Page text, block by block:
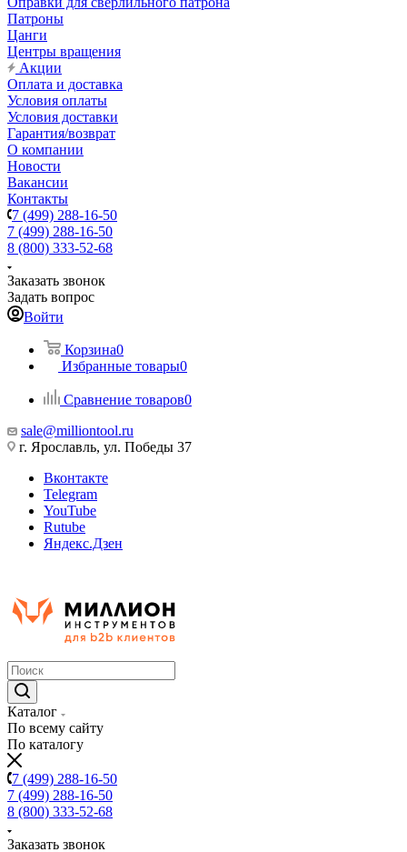
Патроны
Цанги
Центры вращения
Акции
Оплата и доставка
Условия оплаты
Условия доставки
Гарантия/возврат
О компании
Новости
Вакансии
Контакты
7 (499) 288-16-50
7 (499) 288-16-50
8 (800) 333-52-68
Заказать звонок
Задать вопрос
Войти
Корзина0
Избранные товары0
Сравнение товаров0
sale@milliontool.ru
г. Ярославль, ул. Победы 37
Вконтакте
Telegram
YouTube
Rutube
Яндекс.Дзен
Каталог
По всему сайту
По каталогу
7 (499) 288-16-50
7 (499) 288-16-50
8 (800) 333-52-68
Заказать звонок